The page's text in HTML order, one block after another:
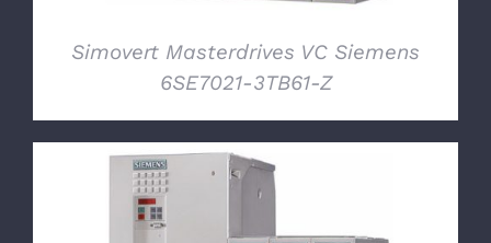
Simovert Masterdrives VC Siemens
6SE7021-3TB61-Z